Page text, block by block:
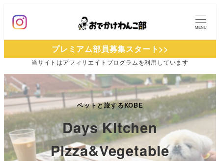
ン
テ
ン
ツ
へ
移
動
MENU
プレミアム部員募集スタート>>
当サイトはアフィリエイトプログラムを利用しています
ペットと旅するKOBE
Days Kitchen
Pizza&Vegetable